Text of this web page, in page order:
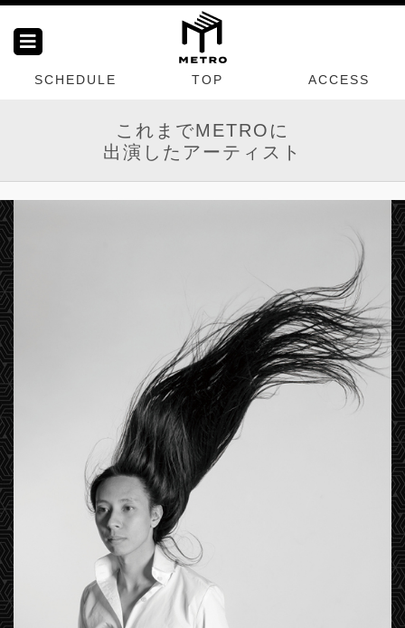
SCHEDULE TOP ACCESS
これまでMETROに
出演したアーティスト